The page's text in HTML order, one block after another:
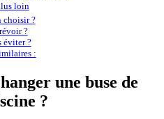
loin
choisir ?
?
éviter ?
:
une buse de
?